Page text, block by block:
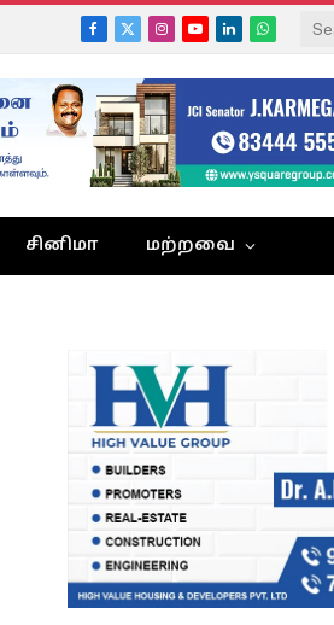
Facebook
X
Instagram
YouTube
LinkedIn
சினிமா மற்றவை